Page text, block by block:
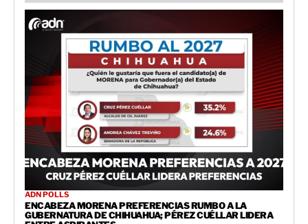
ADN POLLS
ENCABEZA MORENA PREFERENCIAS RUMBO A LA
GUBERNATURA DE CHIHUAHUA; PÉREZ CUÉLLAR LIDERA